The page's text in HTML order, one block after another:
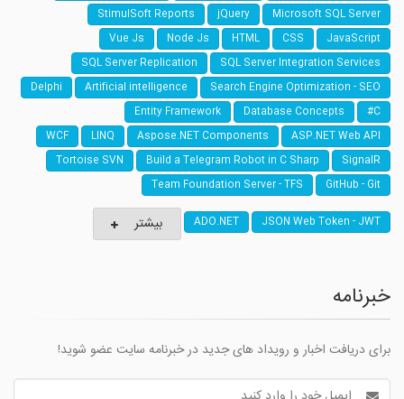
Microsoft SQL Server
jQuery
StimulSoft Reports
JavaScript
CSS
HTML
Node Js
Vue Js
SQL Server Integration Services
SQL Server Replication
Search Engine Optimization - SEO
Artificial intelligence
Delphi
C#
Database Concepts
Entity Framework
ASP.NET Web API
Aspose.NET Components
LINQ
WCF
SignalR
Build a Telegram Robot in C Sharp
Tortoise SVN
GitHub - Git
Team Foundation Server - TFS
JSON Web Token - JWT
ADO.NET بیشتر
خبرنامه
برای دریافت اخبار و رویداد های جدید در خبرنامه سایت عضو شوید!
آدرس